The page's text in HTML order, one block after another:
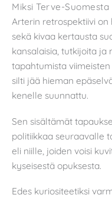
Miksi Terve-
Arterin retrospektiivi
sekä kivaa kertausta
kansalaisia, tutkijoita ja
tapahtumista
silti jää hieman
kenelle suunnattu.
Sen sisältämät
politiikkaa seuraavalle
eli niille, joiden voisi
kyseisestä opuksesta.
Edes kuriositeetiksi